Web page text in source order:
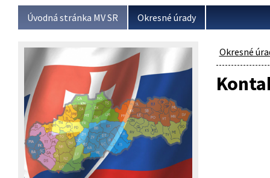
Úvodná stránka MV SR Okresné úrady
Okresné